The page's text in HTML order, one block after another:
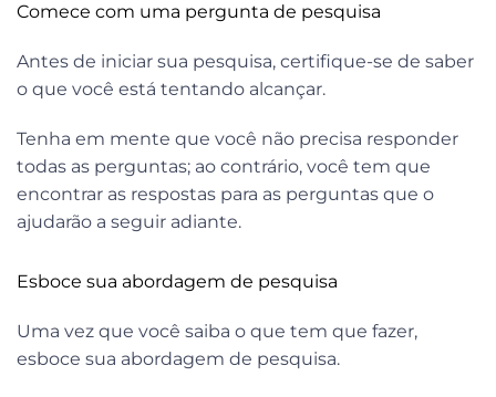
Comece com uma pergunta de pesquisa
Antes de iniciar sua pesquisa, certifique-se de saber
o que você está tentando alcançar.
Tenha em mente que você não precisa responder
todas as perguntas; ao contrário, você tem que
encontrar as respostas para as perguntas que o
ajudarão a seguir adiante.
Esboce sua abordagem de pesquisa
Uma vez que você saiba o que tem que fazer,
esboce sua abordagem de pesquisa.